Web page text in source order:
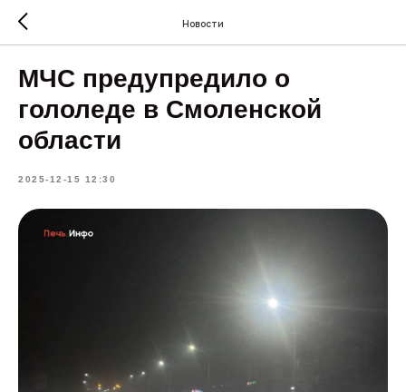
Новости
МЧС предупредило о
гололеде в Смоленской
области
2025-12-15 12:30